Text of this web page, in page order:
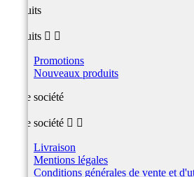
produits
produits  
Promotions
Nouveaux produits
Notre société
Notre société  
Livraison
Mentions légales
Conditions générales de vente et